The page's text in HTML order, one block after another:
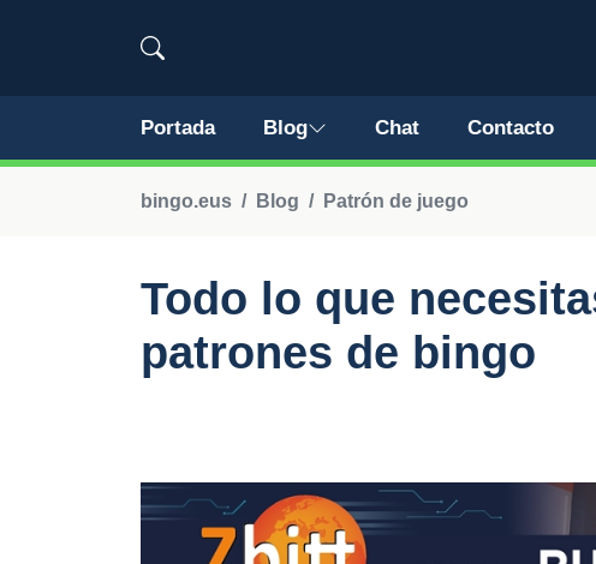
Portada Blog Chat Contacto
bingo.eus Blog Patrón de juego
Todo lo que
patrones de bingo